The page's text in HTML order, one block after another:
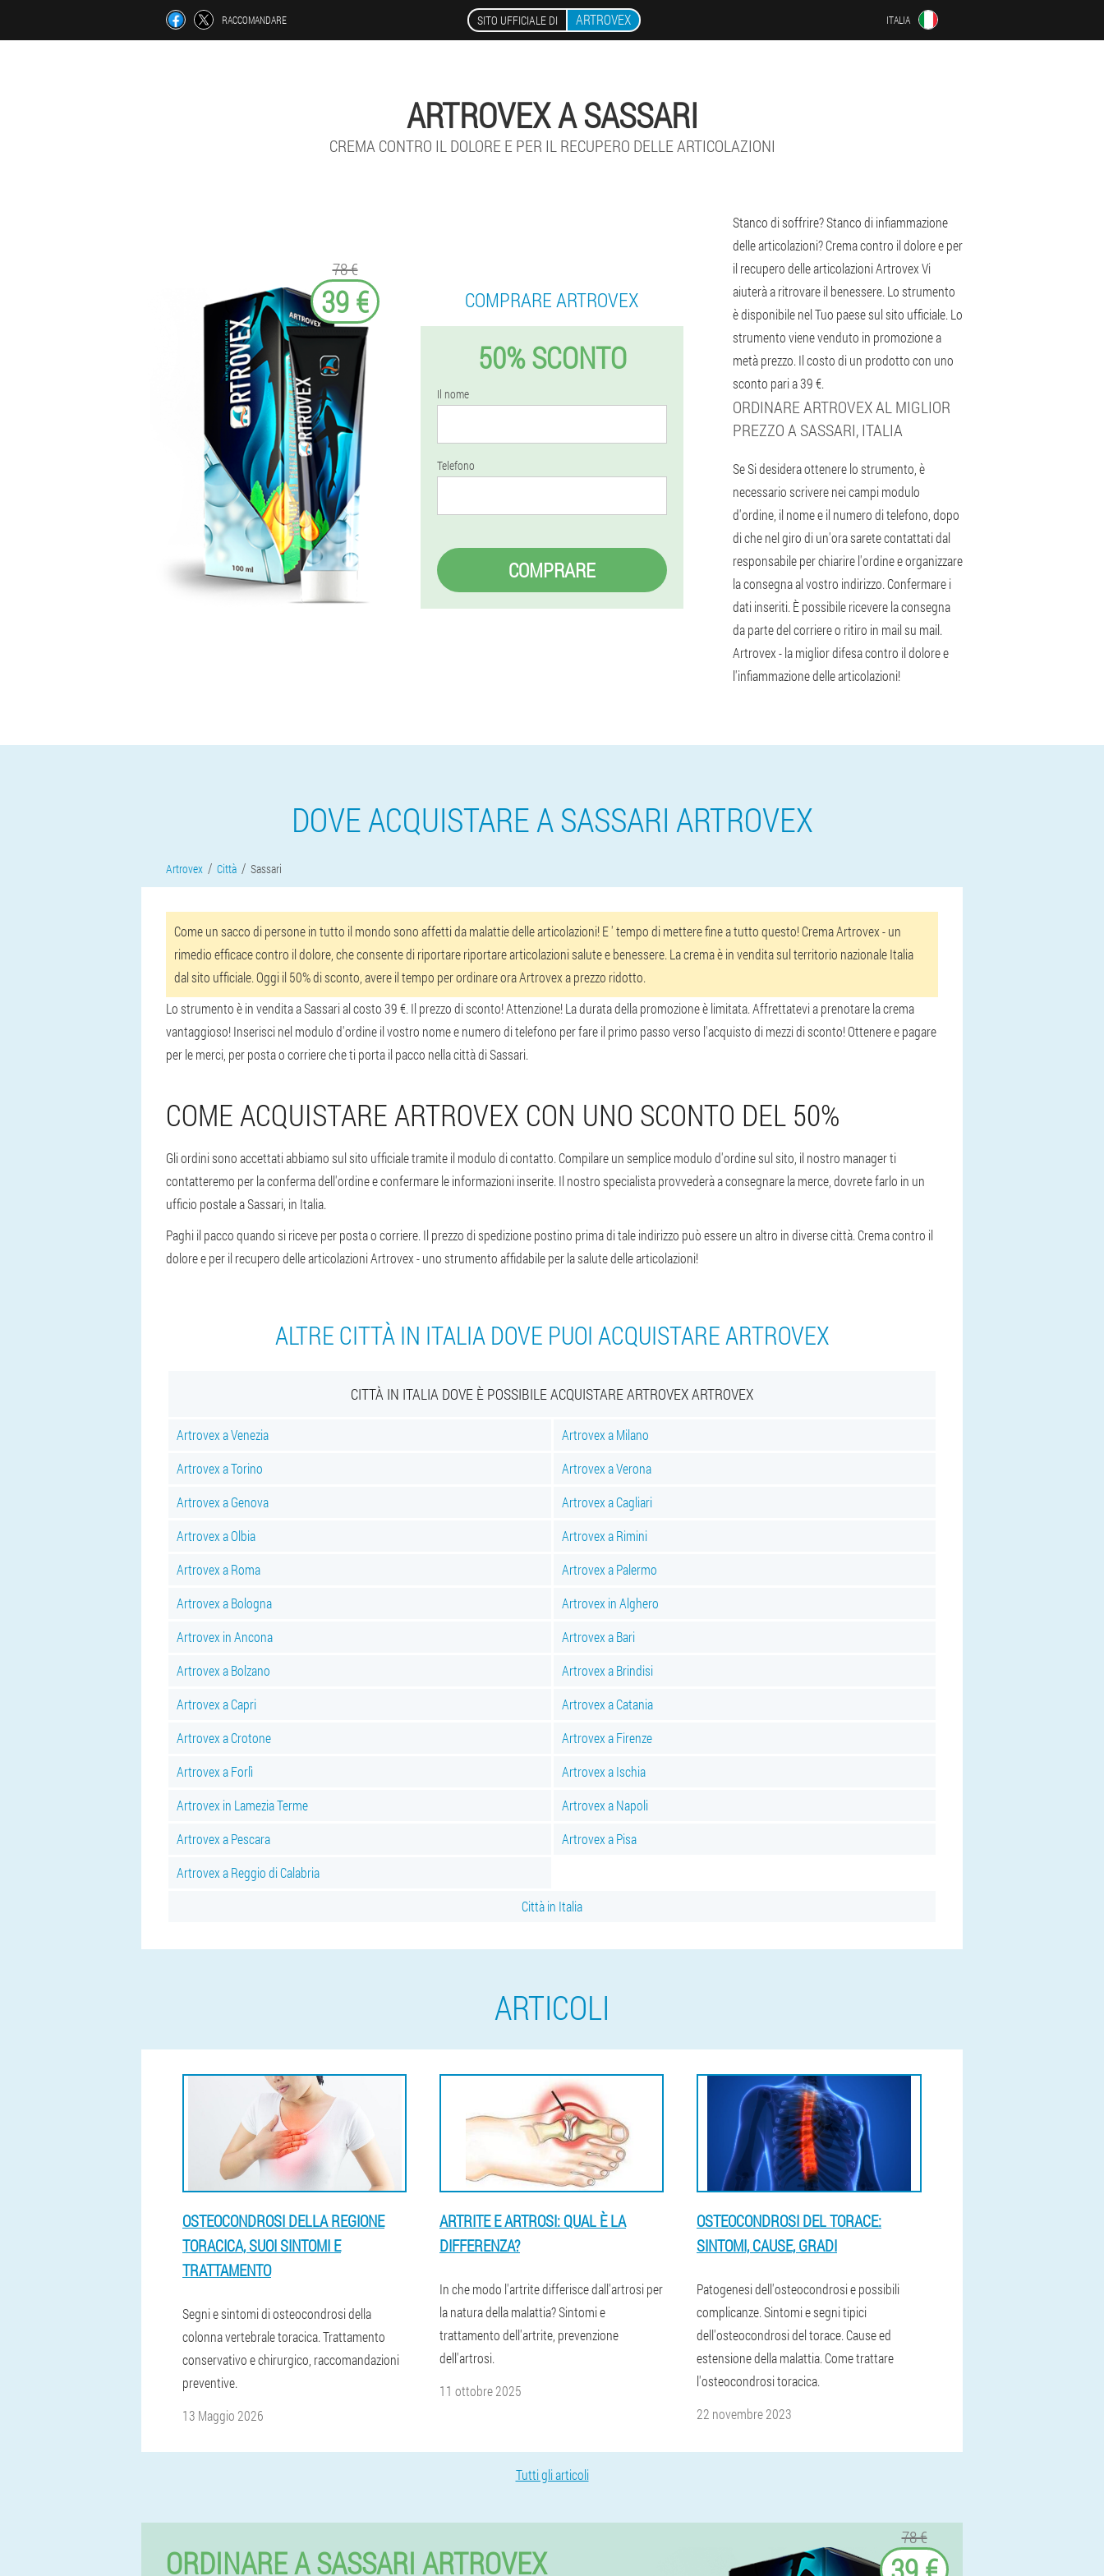
RACCOMANDARE SITO UFFICIALE DI ARTROVEX ITALIA
ARTROVEX A SASSARI
CREMA CONTRO IL DOLORE E PER IL RECUPERO DELLE ARTICOLAZIONI
78 €
39 € COMPRARE ARTROVEX
50% SCONTO
Il nome
Telefono
COMPRARE
Stanco di soffrire? Stanco di infiammazione
delle articolazioni? Crema contro il dolore e per
il recupero delle articolazioni Artrovex Vi
aiuterà a ritrovare il benessere. Lo strumento
è disponibile nel Tuo paese sul sito ufficiale. Lo
strumento viene venduto in promozione a
metà prezzo. Il costo di un prodotto con uno
sconto pari a 39 €.
ORDINARE ARTROVEX AL MIGLIOR
PREZZO A SASSARI, ITALIA
Se Si desidera ottenere lo strumento, è
necessario scrivere nei campi modulo
d'ordine, il nome e il numero di telefono, dopo
di che nel giro di un'ora sarete contattati dal
responsabile per chiarire l'ordine e organizzare
la consegna al vostro indirizzo. Confermare i
dati inseriti. È possibile ricevere la consegna
da parte del corriere o ritiro in mail su mail.
Artrovex - la miglior difesa contro il dolore e
l'infiammazione delle articolazioni!
DOVE ACQUISTARE A SASSARI ARTROVEX
Artrovex Città Sassari
Come un sacco di persone in tutto il mondo sono affetti da malattie delle articolazioni! E ' tempo di mettere fine a tutto questo! Crema Artrovex - un
rimedio efficace contro il dolore, che consente di riportare riportare articolazioni salute e benessere. La crema è in vendita sul territorio nazionale Italia
dal sito ufficiale. Oggi il 50% di sconto, avere il tempo per ordinare ora Artrovex a prezzo ridotto.
Lo strumento è in vendita a Sassari al costo 39 €. Il prezzo di sconto! Attenzione! La durata della promozione è limitata. Affrettatevi a prenotare la crema
vantaggioso! Inserisci nel modulo d'ordine il vostro nome e numero di telefono per fare il primo passo verso l'acquisto di mezzi di sconto! Ottenere e pagare
per le merci, per posta o corriere che ti porta il pacco nella città di Sassari.
COME ACQUISTARE ARTROVEX CON UNO SCONTO DEL 50%
Gli ordini sono accettati abbiamo sul sito ufficiale tramite il modulo di contatto. Compilare un semplice modulo d'ordine sul sito, il nostro manager ti
contatteremo per la conferma dell'ordine e confermare le informazioni inserite. Il nostro specialista provvederà a consegnare la merce, dovrete farlo in un
ufficio postale a Sassari, in Italia.
Paghi il pacco quando si riceve per posta o corriere. Il prezzo di spedizione postino prima di tale indirizzo può essere un altro in diverse città. Crema contro il
dolore e per il recupero delle articolazioni Artrovex - uno strumento affidabile per la salute delle articolazioni!
ALTRE CITTÀ IN ITALIA DOVE PUOI ACQUISTARE ARTROVEX
CITTÀ IN ITALIA DOVE È POSSIBILE ACQUISTARE ARTROVEX ARTROVEX
Artrovex a Venezia
Artrovex a Milano
Artrovex a Torino
Artrovex a Verona
Artrovex a Genova
Artrovex a Cagliari
Artrovex a Olbia
Artrovex a Rimini
Artrovex a Roma
Artrovex a Palermo
Artrovex a Bologna
Artrovex in Alghero
Artrovex in Ancona
Artrovex a Bari
Artrovex a Bolzano
Artrovex a Brindisi
Artrovex a Capri
Artrovex a Catania
Artrovex a Crotone
Artrovex a Firenze
Artrovex a Forlì
Artrovex a Ischia
Artrovex in Lamezia Terme
Artrovex a Napoli
Artrovex a Pescara
Artrovex a Pisa
Artrovex a Reggio di Calabria
Città in Italia
ARTICOLI
OSTEOCONDROSI DELLA REGIONE
TORACICA, SUOI SINTOMI E
TRATTAMENTO
Segni e sintomi di osteocondrosi della
colonna vertebrale toracica. Trattamento
conservativo e chirurgico, raccomandazioni
preventive.
13 Maggio 2026
ARTRITE E ARTROSI: QUAL È LA
DIFFERENZA?
In che modo l'artrite differisce dall'artrosi per
la natura della malattia? Sintomi e
trattamento dell'artrite, prevenzione
dell'artrosi.
11 ottobre 2025
OSTEOCONDROSI DEL TORACE:
SINTOMI, CAUSE, GRADI
Patogenesi dell'osteocondrosi e possibili
complicanze. Sintomi e segni tipici
dell'osteocondrosi del torace. Cause ed
estensione della malattia. Come trattare
l'osteocondrosi toracica.
22 novembre 2023
Tutti gli articoli
ORDINARE A SASSARI ARTROVEX
78 €